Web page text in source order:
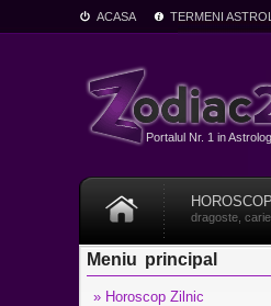
ACASA TERMENI
Portalul Nr. 1 in
dragoste,
Meniu principal
» Horoscop Zilnic